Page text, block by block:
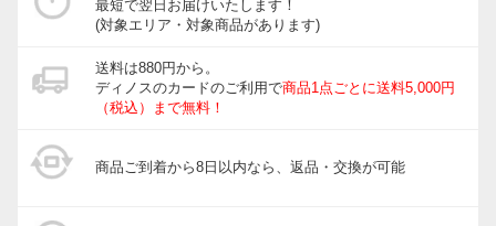
約50cm×240cm イエロー
柄が可愛くて購入し、届いてすぐに敷いて使用し始めて
１週間で毛が抜けて、毛玉やほこりとなって困っていま
最短で翌日お届けいたします！
(対象エリア・対象商品があります)
送料は880円から。
ディノスのカードのご利用で商品1点ごとに送料5,000円
（税込）まで無料！
商品ご到着から8日以内なら、返品・交換が可能